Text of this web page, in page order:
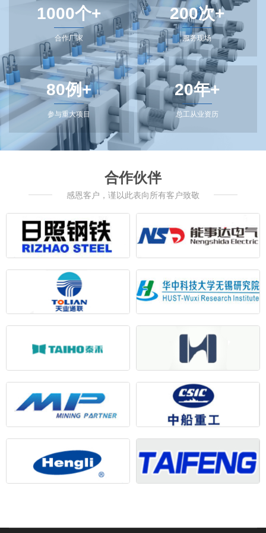
1000个+
合作厂家
200次+
服务现场
80例+
参与重大项目
20年+
总工从业资历
合作伙伴
感恩客户，谨以此表向所有客户致敬